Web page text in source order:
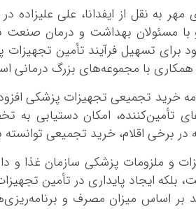
بلیط اتوبوس
مسیرهای نجف به کربلا
مهر به نقل از ایفدانا، علی
با مسئولان بهداشت و درمان
برای تسهیل فرآیند تأمین
همکاری با مجموعه‌های بزرگ درمانی
خرید تجمیعی تجهیزات پزشکی
تأمین‌کننده، امکان دستیابی به
خرید تجمیعی توانسته بین ۳۰ تا ۴۰ درصد صرفه‌جویی اقتصادی
و ملزومات پزشکی سازمان غذا و
ایجاد پایداری در تأمین تجهیزات
بر اساس میزان مصرف و